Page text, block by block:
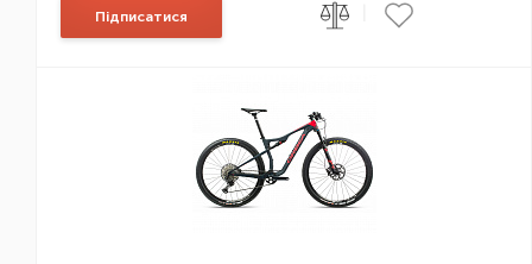
Підписатися